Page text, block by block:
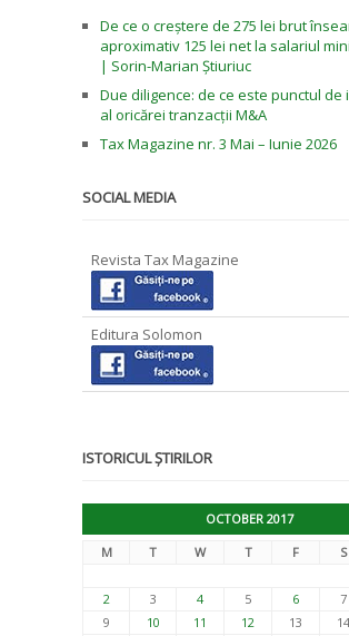
De ce o creștere de 275 lei brut
aproximativ 125 lei net la salariul
| Sorin-Marian Știuriuc
Due diligence: de ce este punctul de
al oricărei tranzacții M&A
Tax Magazine nr. 3 Mai – Iunie 2026
SOCIAL MEDIA
Revista Tax Magazine
Editura Solomon
ISTORICUL ȘTIRILOR
OCTOBER 2017
M
T W T F S
2
3 4 5 6 7
9
10 11 12 13 14